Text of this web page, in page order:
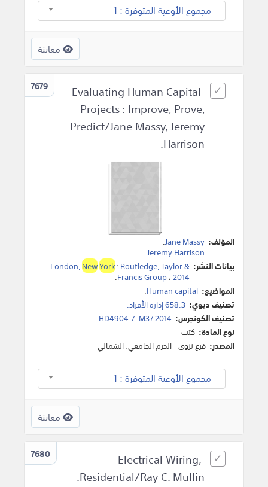
مجموع الأوعية المتوفرة : 1
معاينة
7679
Evaluating Human Capital
Projects : Improve, Prove,
Predict/Jane Massy, Jeremy
Harrison.
المؤلف: Jane Massy
.
Jeremy Harrison
.
بيانات النشر:
London,NewYork:Routledge, Taylor &
Francis Group،2014
.
المواضيع: Human capital
.
تصنيف ديوي: 658.3 إدارة الأفراد.
تصنيف الكونجرس: HD4904.7 .M37 2014
نوع المادة: كتب
المصدر: فرع نزوى - الحرم الجامعي: الشمالي
مجموع الأوعية المتوفرة : 1
معاينة
7680
Electrical Wiring,
Residential/Ray C. Mullin.